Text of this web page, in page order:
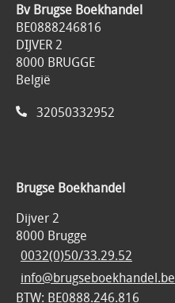
Bv Brugse Boekhandel
BE0888246816
DIJVER 2
8000 BRUGGE
België
32050332952
Brugse Boekhandel
Dijver 2
8000 Brugge
0032(0)50/33.29.52
info@brugseboekhandel.be
BTW: BE0888.246.816